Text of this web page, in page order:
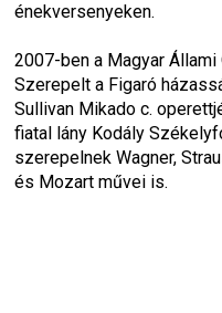
énekversenyeken.
2007-ben a Magyar
Szerepelt a Figaró
Sullivan Mikado c.
fiatal lány Kodály
szerepelnek Wagner,
és Mozart művei is.